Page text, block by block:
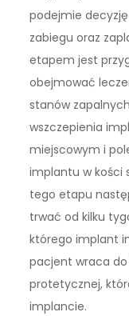
podejmie
zabiegu oraz
etapem jest
obejmować
stanów
wszczepienia
miejscowym i
implantu w kości
tego etapu
trwać od kilku
którego implant
pacjent wraca do
protetycznej,
implancie.